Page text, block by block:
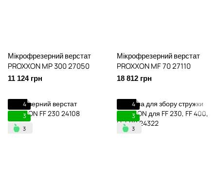
Мікрофрезерний верстат
PROXXON MP 300 27050
11 124 грн
Мікрофрезерний верстат
PROXXON MF 70 27110
18 812 грн
4
3
4
3